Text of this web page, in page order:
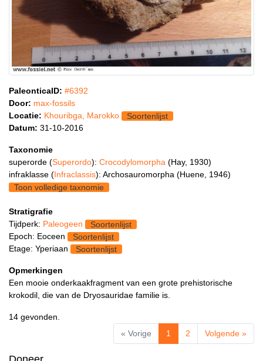
PaleonticaID: #6392
Door: max-fossils
Locatie: Khouribga, Marokko
Soortenlijst
Datum: 31-10-2016
Taxonomie
superorde (Superordo): Crocodylomorpha (Hay, 1930)
infraklasse (Infraclassis): Archosauromorpha (Huene, 1946)
Toon volledige taxnomie
Stratigrafie
Tijdperk: Paleogeen
Soortenlijst
Epoch: Eoceen
Soortenlijst
Etage: Yperiaan
Soortenlijst
Opmerkingen
Een mooie onderkaakfragment van een grote prehistorische
krokodil, die van de Dryosauridae familie is.
14 gevonden.
« Vorige
1 2 Volgende »